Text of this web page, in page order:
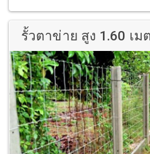
รั้วตาข่าย สูง 1.60 เ